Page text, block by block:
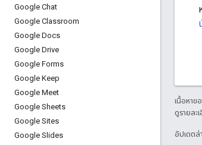
Google Chat
Google Classroom
Google Docs
Google Drive
Google Forms
Google Keep
Google Meet
Google Sheets
Google Sites
Google Slides
เนื้อหาข
ดูรายละ
อัปเดตล่